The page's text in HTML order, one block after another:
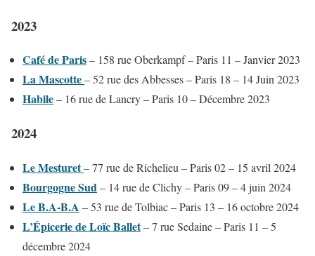
2023
Café de Paris– 158 rue Oberkampf – Paris 11 – Janvier 2023
La Mascotte– 52 rue des Abbesses – Paris 18 – 14 Juin 2023
Habile– 16 rue de Lancry – Paris 10 – Décembre 2023
2024
Le Mesturet– 77 rue de Richelieu – Paris 02 – 15 avril 2024
Bourgogne Sud– 14 rue de Clichy – Paris 09 – 4 juin 2024
Le B.A-B.A – 53 rue de Tolbiac – Paris 13 – 16 octobre 2024
L’Épicerie de Loïc Ballet– 7 rue Sedaine – Paris 11 – 5
décembre 2024